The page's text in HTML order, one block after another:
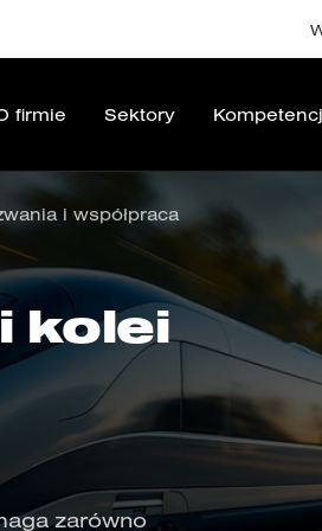
firmie
Nasza wizja
Sektory
Maszyny robocze
Software &
i współpraca
kolei
zarówno